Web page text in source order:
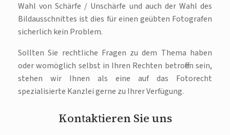
Wahl von Schärfe / Unschärfe und auch der Wahl des
Bildausschnittes ist dies für einen geübten Fotografen
sicherlich kein Problem.
Sollten Sie rechtliche Fragen zu dem Thema haben
oder womöglich selbst in Ihren Rechten betroffen sein,
stehen wir Ihnen als eine auf das Fotorecht
spezialisierte Kanzlei gerne zu Ihrer Verfügung.
Kontaktieren Sie uns